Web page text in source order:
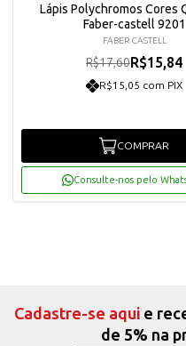
Lápis Polychromos Cores
Faber-castell 9201
FABER CASTELL
R$17,60R$15,84
R$15,05 com PIX
COMPRAR
Consulte-nos pelo
Cadastre-se aqui e
de 5% na